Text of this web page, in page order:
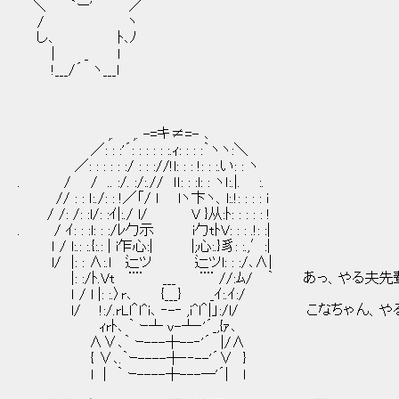
＼ `ー'´ ／
/ ヽ
し､ ﾄ､ﾉ
!___/´ ヽ___l
,. ,. -=キ≠=- ､
／: : :'´: : : : : :.ｨ: : : :｀ヽヽ:＼
／: : : : : :/ : : ://!l: : : !: : :.い: : ヽ
. / / .. :/. :/:.// ｌｌ: : :l: : ヽｌ:.|. :.
// : : ｌ:./: : !／「/ l lヽ卞ヽ、l:.!: : : : i
/ /: /: :l/: :ｲ|:./ l/ V }从:ﾄ: : : : : !
. / ｲ: : :l: : :/ﾚ勹示 i勹tﾄV: : : .!: :|
ｌ / l:.: :.{:.: | i乍心:| |;心:.}豸: :.,′:|
l/ |: : ∧:.l 辷ツ 辷ツl: : :/､∧|
|: :/ﾄ.Vt ¨¨ ___ ¨¨ //:ﾑ/ ｀ あっ、やる夫先輩
ｌ / l |: :.〉r､ {___} _ｲ:.ｲ:/
l/ !:/.rLl＾l^i､ ‐-‐ ,i^l＾|」:/l/ こなちゃん、やる夫
ｨrﾄ､ ｀ ｰ┴ v-┴‐'´_,{ｧ､
∧∨､｀ ｰ---┼--‐'´ |/∧
{ ∨､.｀ｰ----┼‐‐--'´∨ }
l | ｀ ｰ----┼---─'´| l